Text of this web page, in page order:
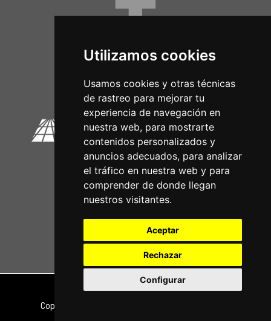
Utilizamos cookies
Usamos cookies y otras técnicas
de rastreo para mejorar tu
experiencia de navegación en
nuestra web, para mostrarte
contenidos personalizados y
anuncios adecuados, para analizar
el tráfico en nuestra web y para
comprender de donde llegan
nuestros visitantes.
Aceptar
Rechazar
Configurar
Circuitos Oficiais
Nota legal|Política de privacidade
Copyright © 2026 | Powered by